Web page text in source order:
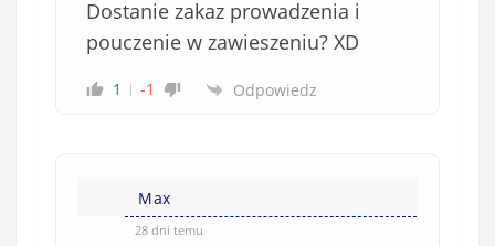
Dostanie zakaz prowadzenia i
pouczenie w zawieszeniu? XD
1 -1 Odpowiedz
Max
28 dni temu